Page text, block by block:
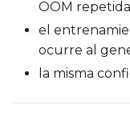
OOM
el
ocurre al
la misma